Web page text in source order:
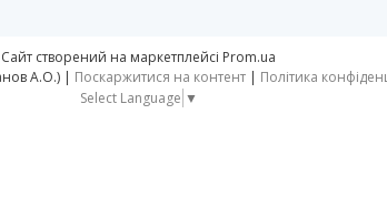
Сайт створений на маркетплейсі Prom.ua
тм АгротехГРУП (ФОП Іванов А.О.) | Поскаржитися на контент | Політика
Select Language ▼